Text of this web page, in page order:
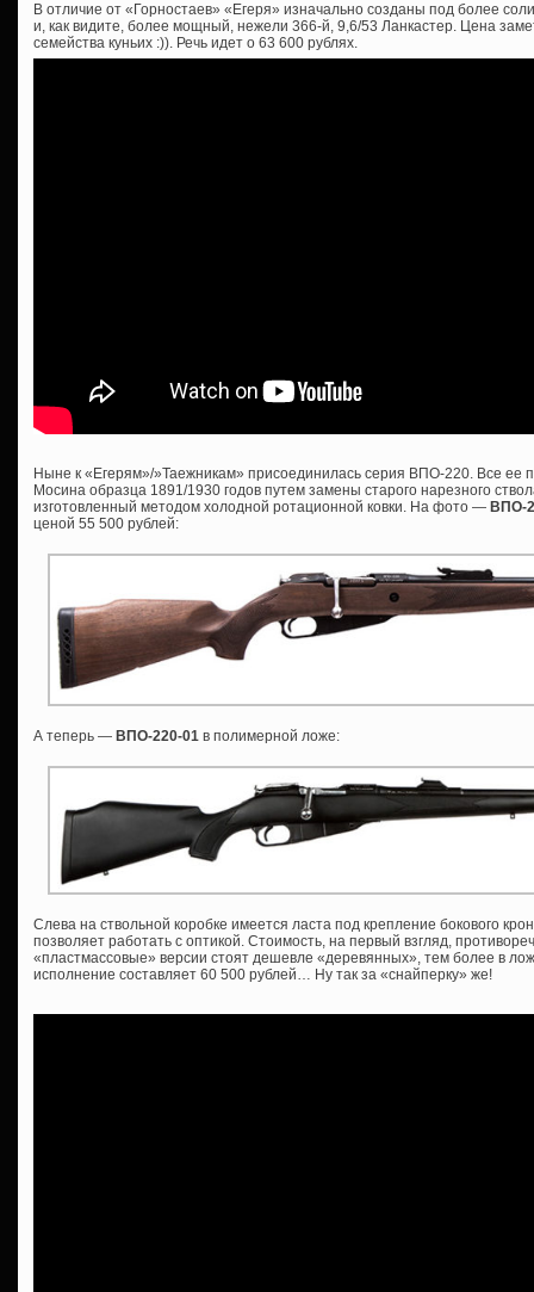
В отличие от «Горностаев» «Егеря» изначально созданы под более
и, как видите, более мощный, нежели 366-й, 9,6/53 Ланкастер. Цена
семейства куньих :)). Речь идет о 63 600 рублях.
Ныне к «Егерям»/»Таежникам» присоединилась серия ВПО-220. Все ее
Мосина образца 1891/1930 годов путем замены старого нарезного
изготовленный методом холодной ротационной ковки. На фото — ВПО-
ценой 55 500 рублей:
А теперь — ВПО-220-01 в полимерной ложе:
Слева на ствольной коробке имеется ласта под крепление бокового
позволяет работать с оптикой. Стоимость, на первый взгляд,
«пластмассовые» версии стоят дешевле «деревянных», тем более в
исполнение составляет 60 500 рублей… Ну так за «снайперку» же!